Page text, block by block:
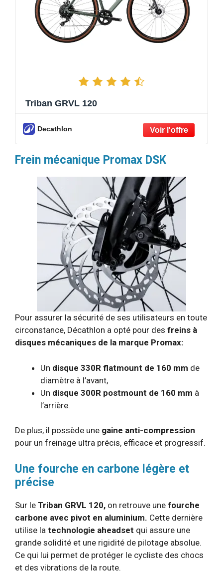
Triban GRVL 120
Decathlon
Frein mécanique Promax DSK
Pour assurer la sécurité de ses utilisateurs en toute
circonstance, Décathlon a opté pour des freins à
disques mécaniques de la marque Promax:
Un disque 330R flatmount de 160 mm de
diamètre à l’avant,
Un disque 300R postmount de 160 mm à
l’arrière.
De plus, il possède une gaine anti-compression
pour un freinage ultra précis, efficace et progressif.
Une fourche en carbone légère et
précise
Sur le Triban GRVL 120, on retrouve une fourche
carbone avec pivot en aluminium. Cette dernière
utilise la technologie aheadset qui assure une
grande solidité et une rigidité de pilotage absolue.
Ce qui lui permet de protéger le cycliste des chocs
et des vibrations de la route.